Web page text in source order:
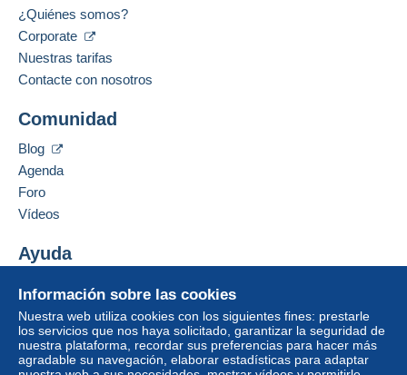
Información sobre las cookies
Nuestra web utiliza cookies con los siguientes fines: prestarle
los servicios que nos haya solicitado, garantizar la seguridad de
nuestra plataforma, recordar sus preferencias para hacer más
agradable su navegación, elaborar estadísticas para adaptar
¿Quiénes somos?
Corporate
Nuestras tarifas
Contacte con nosotros
Comunidad
Blog
Agenda
Foro
Vídeos
Ayuda
Comprar en Delcampe
Vender en Delcampe
Una página securizada